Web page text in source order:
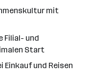
mit
Filial- und
Start
und Reisen